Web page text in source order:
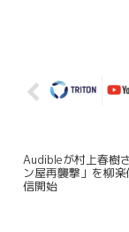
Audibleが村上春樹
ン屋再襲撃」を柳
信開始